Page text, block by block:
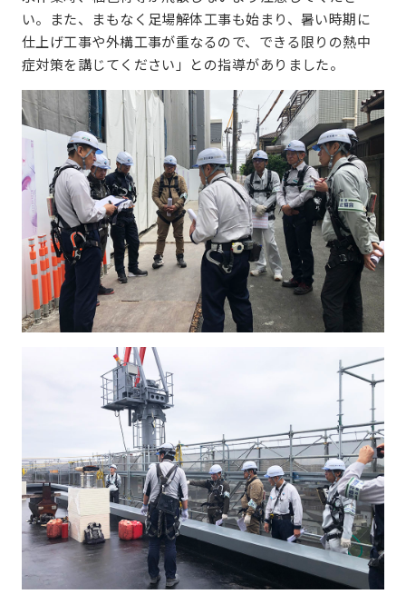
い。また、まもなく足場解体工事も始まり、暑い時期に
仕上げ工事や外構工事が重なるので、できる限りの熱中
症対策を講じてください」との指導がありました。